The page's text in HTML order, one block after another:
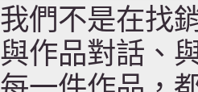
我們不是在找
與作品對話、